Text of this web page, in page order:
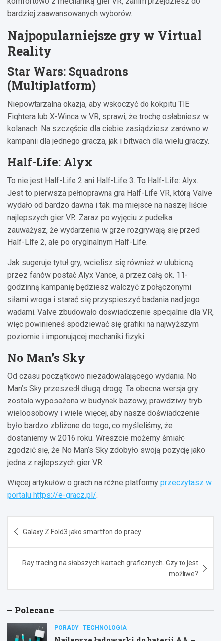
bardziej zaawansowanych wyborów.
Najpopularniejsze gry w Virtual
Reality
Star Wars: Squadrons
(Multiplatform)
Niepowtarzalna okazja, aby wskoczyć do kokpitu TIE
Fightera lub X-Winga w VR, sprawi, że trochę osłabniesz w
kolanach. Na szczęście dla ciebie zasiądziesz zarówno w
kampanii dla jednego gracza, jak i bitwach dla wielu graczy.
Half-Life: Alyx
To nie jest Half-Life 2 ani Half-Life 3. To Half-Life: Alyx.
Jest to pierwsza pełnoprawna gra Half-Life VR, którą Valve
wydało od bardzo dawna i tak, ma miejsce na naszej liście
najlepszych gier VR. Zaraz po wyjęciu z pudełka
zauważysz, że wydarzenia w grze rozgrywają się przed
Half-Life 2, ale po oryginalnym Half-Life.
Jak sugeruje tytuł gry, wcielisz się również w ulubioną
przez fanów postać Alyx Vance, a przez całą ok. 11-
godzinną kampanię będziesz walczyć z połączonymi
siłami wroga i starać się przyspieszyć badania nad jego
wadami. Valve zbudowało doświadczenie specjalnie dla VR,
więc powinieneś spodziewać się grafiki na najwyższym
poziomie i imponującej mechaniki fizyki.
No Man’s Sky
Od czasu początkowo niezadowalającego wydania, No
Man’s Sky przeszedł długą drogę. Ta obecna wersja gry
została wyposażona w budynek bazowy, prawdziwy tryb
wieloosobowy i wiele więcej, aby nasze doświadczenie
było bardzo zbliżone do tego, co myśleliśmy, że
dostaniemy w 2016 roku. Wreszcie możemy śmiało
zgodzić się, że No Man’s Sky zdobyło swoją pozycję jako
jedna z najlepszych gier VR.
Więcej artykułów o grach na różne platformy przeczytasz w
portalu https://e-gracz.pl/.
wpisu
Galaxy Z Fold3 jako smartfon do pracy
Ray tracing na słabszych kartach graficznych. Czy to jest
możliwe?
Polecane
PORADY TECHNOLOGIA